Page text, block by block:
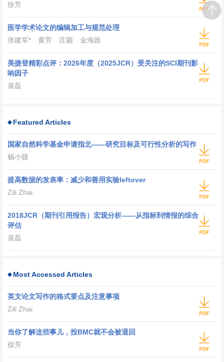
徐芳
医学学术论文的编辑加工与规范处理
张建军* 黄芳 庄颖 金海政
美捷登精彩点评：2026年度（2025JCR）受关注的SCI期刊影
响因子
裴磊
Featured Articles
国家自然科学基金申请指北——研究目标及可行性分析的写作
杨小骏
提高数据的发表率：减少和善用实验leftover
Zili Zhai
2018JCR（期刊引用报告）宏观分析——从指标到情报的综合
评估
裴磊
Most Accessed Articles
英文论文写作的格式要点及注意事项
Zili Zhai
当你了解这些事儿，投BMC就不会被退回
徐芳